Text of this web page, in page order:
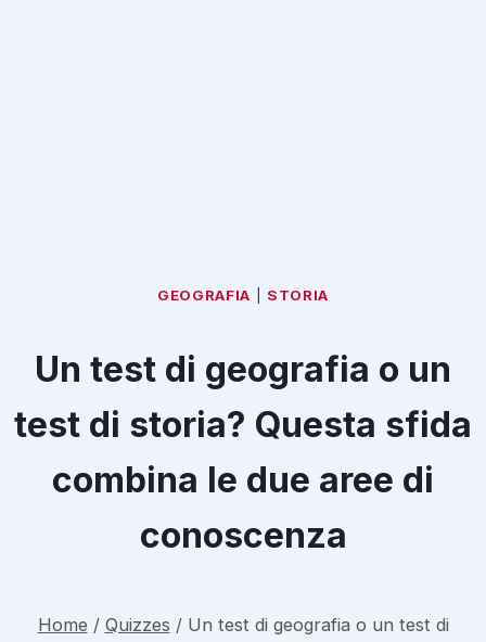
GEOGRAFIA STORIA
Un test di geografia o un
test di storia? Questa sfida
combina le due aree di
conoscenza
Home / Quizzes / Un test di geografia o un test di